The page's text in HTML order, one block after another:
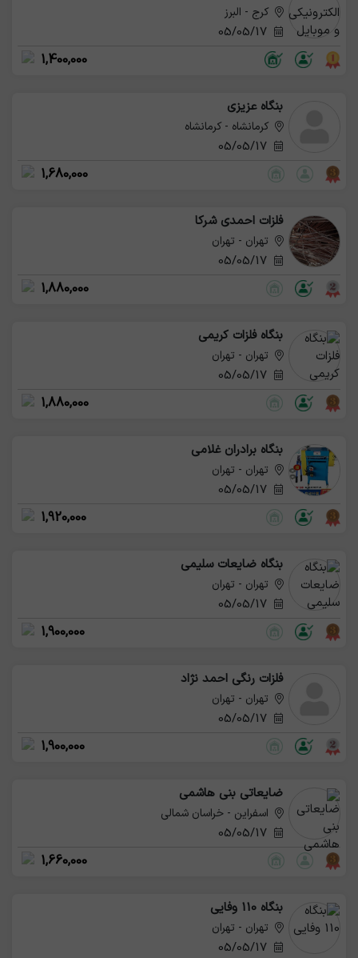
کرج - البرز
05/05/17
1,400,000
بنگاه عزیزی
کرمانشاه - کرمانشاه
05/05/17
1,680,000
فلزات احمدی شرکا
تهران - تهران
05/05/17
1,880,000
بنگاه فلزات کریمی
تهران - تهران
05/05/17
1,880,000
بنگاه برادران غلامی
تهران - تهران
05/05/17
1,920,000
بنگاه ضایعات سلیمی
تهران - تهران
05/05/17
1,900,000
فلزات رنگی احمد نژاد
تهران - تهران
05/05/17
1,900,000
ضایعاتی بنی هاشمی
اسفراین - خراسان شمالی
05/05/17
1,660,000
بنگاه 110 وفایی
تهران - تهران
05/05/17